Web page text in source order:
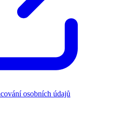
osobních údajů